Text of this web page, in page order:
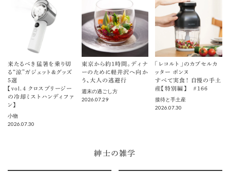
来たるべき猛暑を乗り切
る“涼”ガジェット＆グッズ
5選
【vol.４ クロスブリージー
の冷却ミストハンディファ
ン】
小物
2026.07.30
東京から約1時間。ディナ
ーのために軽井沢へ向か
う、大人の逃避行
週末の過ごし方
2026.07.29
「レコルト」のカプセルカ
ッター ボンヌ
すべて実食！ 自慢の手土
産【特別編】 ＃166
接待と手土産
2026.07.30
紳士の雑学